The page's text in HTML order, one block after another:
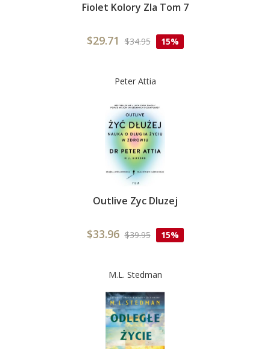
Fiolet Kolory Zla Tom 7
$29.71 $34.95 15%
Peter Attia
Outlive Zyc Dluzej
$33.96 $39.95 15%
M.L. Stedman